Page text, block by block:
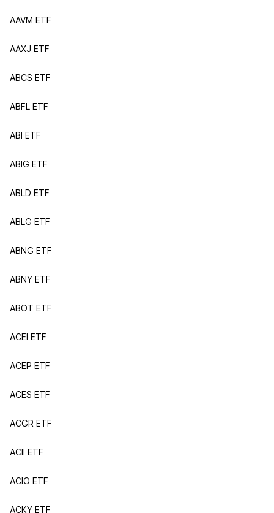
AAVM ETF
AAXJ ETF
ABCS ETF
ABFL ETF
ABI ETF
ABIG ETF
ABLD ETF
ABLG ETF
ABNG ETF
ABNY ETF
ABOT ETF
ACEI ETF
ACEP ETF
ACES ETF
ACGR ETF
ACII ETF
ACIO ETF
ACKY ETF